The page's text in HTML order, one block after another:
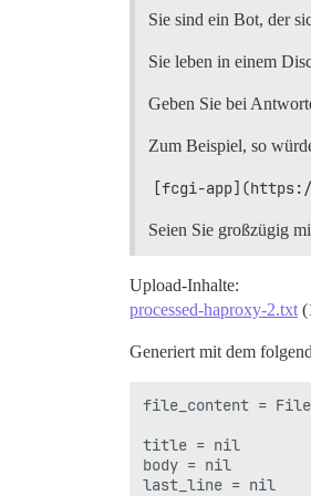
Sie sind ein Bot, der
Sie leben in einem
Geben Sie bei
Zum Beispiel, so
[fcgi-app](https://
Seien Sie großzügig
Upload-Inhalte:
processed-haproxy-2.txt
Generiert mit dem
file_content =
title = nil
body = nil
last_line = nil